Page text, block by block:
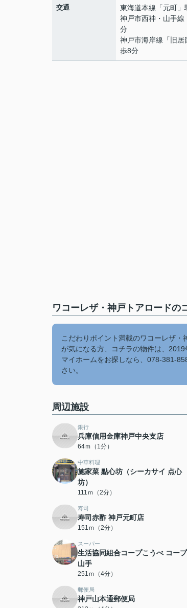
交通 東海道本線 「元町
神戸市西神・山手線
分
神戸市海岸線 「 旧
歩8分
ワコーレザ・神戸トアロードの
こだわりポイント満載のワコーレザ
が気になる方、コチラの物件は、
マイホームをお探しなら、078-381-
さい。
周辺施設
銀行
兵庫信用金庫神戸中央支店
64ｍ（1分）
中華料理
施家菜 點心坊（シーカサイ 点心
坊）
111ｍ（2分）
寿司
寿司赤酢 神戸元町店
151ｍ（2分）
スーパー
生活協同組合コープこうべ コープ
山手
251ｍ（4分）
郵便局
神戸山本通郵便局